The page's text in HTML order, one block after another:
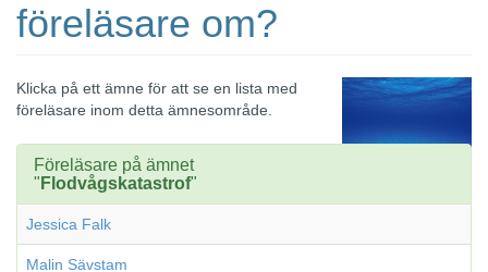
föreläsare om?
Klicka på ett ämne för att se en lista med
föreläsare inom detta ämnesområde.
Föreläsare på ämnet
" Flodvågskatastrof"
Jessica Falk
Malin Sävstam